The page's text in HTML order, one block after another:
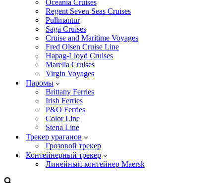
Oceania Cruises
Regent Seven Seas Cruises
Pullmantur
Saga Cruises
Cruise and Maritime Voyages
Fred Olsen Cruise Line
Hapag-Lloyd Cruises
Marella Cruises
Virgin Voyages
Паромы
Brittany Ferries
Irish Ferries
P&O Ferries
Color Line
Stena Line
Трекер ураганов
Грозовой трекер
Контейнерный трекер
Линейный контейнер Maersk